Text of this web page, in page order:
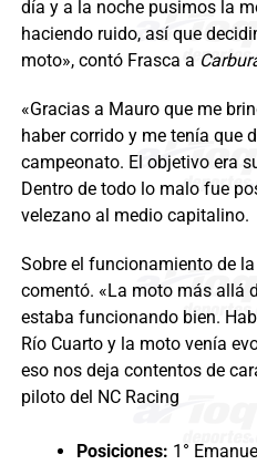
día y a la noche pusimos la
haciendo ruido, así que
moto», contó Frasca a
«Gracias a Mauro que me
haber corrido y me tenía que
campeonato. El objetivo era
Dentro de todo lo malo fue
velezano al medio capitalino.
Sobre el funcionamiento de
comentó. «La moto más allá
estaba funcionando bien.
Río Cuarto y la moto venía
eso nos deja contentos de
piloto del NC Racing
Posiciones: 1°